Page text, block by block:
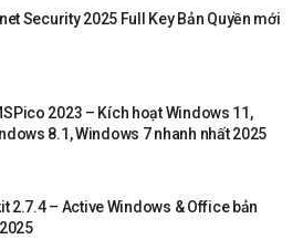
Security 2025 Full Key Bản Quyền mới
2023 – Kích hoạt Windows 11,
8.1, Windows 7 nhanh nhất 2025
2.7.4 – Active Windows & Office bản